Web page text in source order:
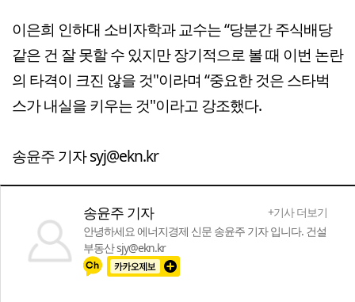
이은희 인하대 소비자학과 교수는 “당분간 주식배당
같은 건 잘 못할 수 있지만 장기적으로 볼 때 이번 논란
의 타격이 크진 않을 것"이라며 “중요한 것은 스타벅
스가 내실을 키우는 것"이라고 강조했다.
송윤주 기자 syj@ekn.kr
송윤주 기자
+기사 더보기
안녕하세요 에너지경제 신문 송윤주 기자 입니다. 건설
부동산 sjy@ekn.kr